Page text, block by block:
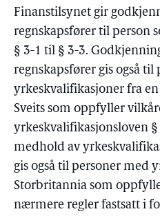
Finanstilsynet gir
regnskapsfører til person
§ 3-1 til § 3-3.
regnskapsfører gis også til
yrkeskvalifikasjoner fra
Sveits som oppfyller
yrkeskvalifikasjonsloven
medhold av
gis også til personer med
Storbritannia som
nærmere regler fastsatt i